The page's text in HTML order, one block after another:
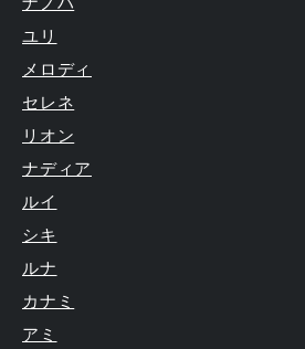
ユリ
メロディ
セレネ
リオン
ナディア
ルイ
シキ
ルナ
カナミ
アミ